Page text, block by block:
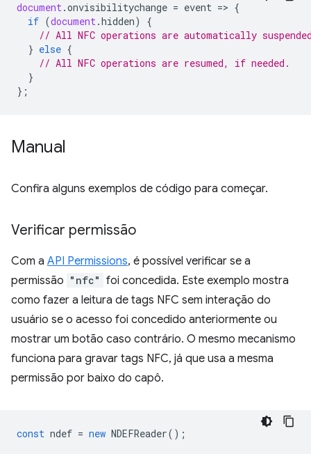
document.onvisibilitychange = event => {
if (document.hidden)
{
// All NFC operations are automatically
} else {
// All NFC operations are resumed, if needed.
}
};
Manual
Confira alguns exemplos de código para começar.
Verificar permissão
Com a API Permissions, é possível verificar se a
permissão "nfc" foi concedida. Este exemplo mostra
como fazer a leitura de tags NFC sem interação do
usuário se o acesso foi concedido anteriormente ou
mostrar um botão caso contrário. O mesmo mecanismo
funciona para gravar tags NFC, já que usa a mesma
permissão por baixo do capô.
const ndef = new NDEFReader();